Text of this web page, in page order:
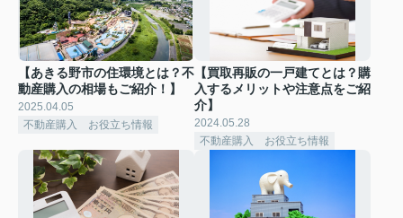
【あきる野市の住環境とは？不
動産購入の相場もご紹介！】
2025.04.05
不動産購入 お役立ち情報
【買取再販の一戸建てとは？購
入するメリットや注意点をご紹
介】
2024.05.28
不動産購入 お役立ち情報